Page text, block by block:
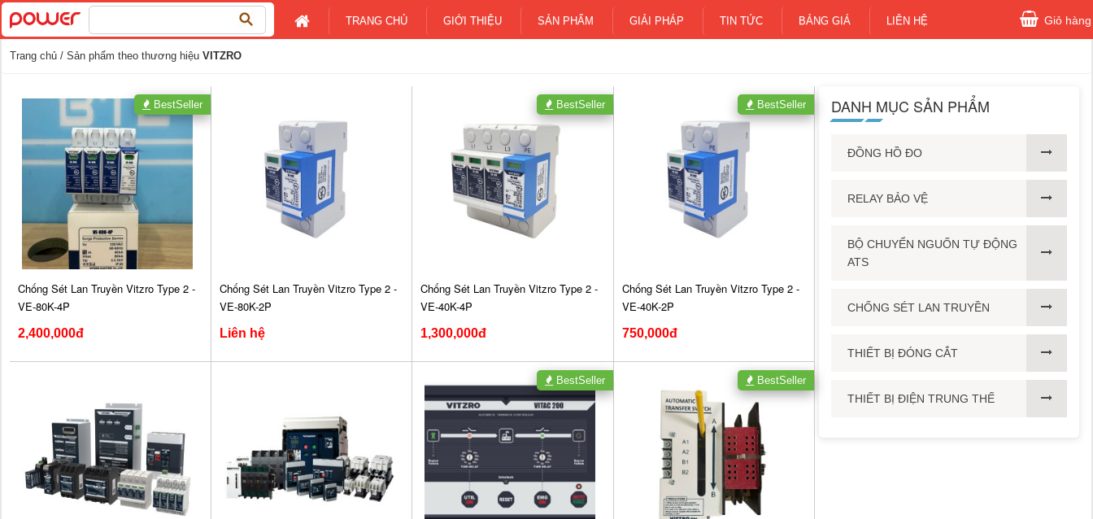
kiếm
cho:
TRANG CHỦ GIỚI THIỆU SẢN PHẨM GIẢI PHÁP TIN TỨC BẢNG GIÁ LIÊN HỆ Giỏ hàng
Trang chủ / Sản phẩm theo thương hiệu VITZRO
Chống Sét Lan Truyền Vitzro Type 2 -
VE-80K-4P
2,400,000đ
BestSeller
Chống Sét Lan Truyền Vitzro Type 2 -
VE-80K-2P
Liên hệ
Chống Sét Lan Truyền Vitzro Type 2 -
VE-40K-4P
1,300,000đ
BestSeller
Chống Sét Lan Truyền Vitzro Type 2 -
VE-40K-2P
750,000đ
BestSeller
BestSeller BestSeller
DANH MỤC SẢN PHẨM
ĐỒNG HỒ ĐO
RELAY BẢO VỆ
BỘ CHUYỂN NGUỐN TỰ ĐỘNG
ATS
CHỐNG SÉT LAN TRUYỀN
THIẾT BỊ ĐÓNG CẮT
THIẾT BỊ ĐIỆN TRUNG THẾ